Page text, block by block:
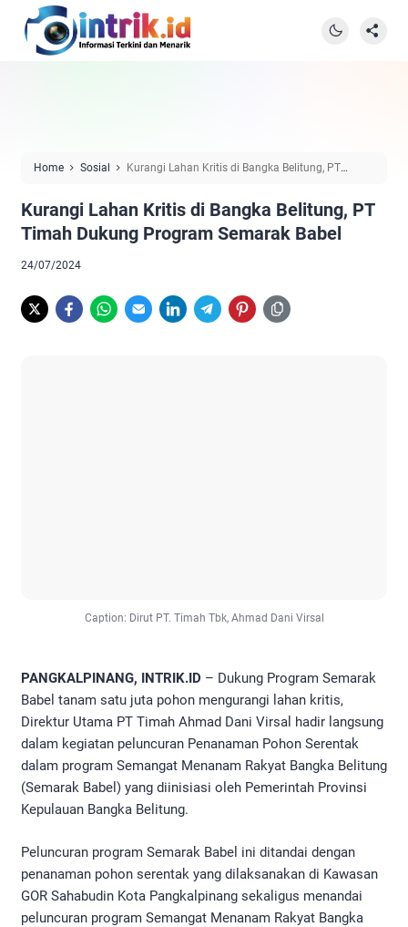
Home Sosial
Kurangi Lahan Kritis di Bangka Belitung, PT
Kurangi Lahan Kritis di Bangka Belitung, PT
Timah Dukung Program Semarak Babel
24/07/2024
Caption: Dirut PT. Timah Tbk, Ahmad Dani Virsal
PANGKALPINANG, INTRIK.ID – Dukung Program Semarak
Babel tanam satu juta pohon mengurangi lahan kritis,
Direktur Utama PT Timah Ahmad Dani Virsal hadir langsung
dalam kegiatan peluncuran Penanaman Pohon Serentak
dalam program Semangat Menanam Rakyat Bangka Belitung
(Semarak Babel) yang diinisiasi oleh Pemerintah Provinsi
Kepulauan Bangka Belitung.
Peluncuran program Semarak Babel ini ditandai dengan
penanaman pohon serentak yang dilaksanakan di Kawasan
GOR Sahabudin Kota Pangkalpinang sekaligus menandai
peluncuran program Semangat Menanam Rakyat Bangka